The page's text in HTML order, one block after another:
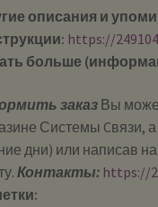
описания и
https://
больше
заказ Вы
Системы Cвязи,
дни) или написав
Контакты: https://